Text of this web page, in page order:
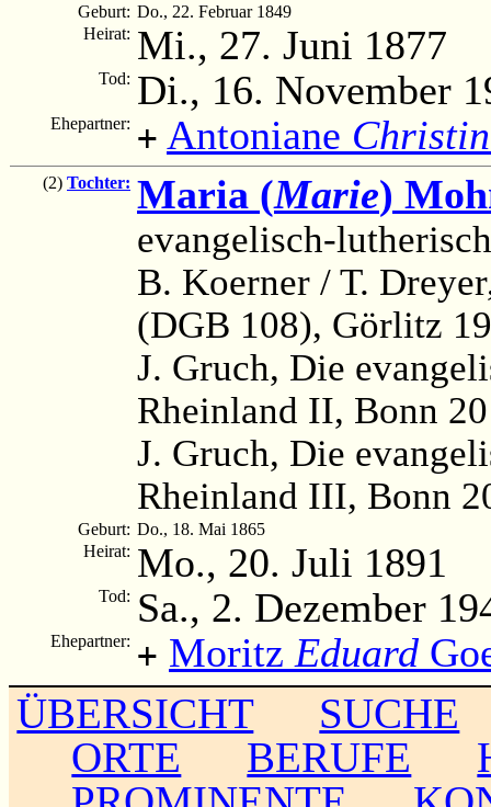
Geburt: Do., 22. Februar 1849
Heirat: Mi., 27. Juni 1877
Tod: Di., 16. November
Ehepartner: + Antoniane
(2) Tochter: Maria (Marie)
evangelisch-lutherisch
B. Koerner / T.
(DGB 108), Görlitz
J. Gruch, Die
Rheinland II, Bonn
J. Gruch, Die
Rheinland III, Bonn
Geburt: Do., 18. Mai 1865
Heirat: Mo., 20. Juli 1891
Tod: Sa., 2. Dezember
Ehepartner: + Moritz Eduard
ÜBERSICHT
SUCHE
ORTE
BERUFE